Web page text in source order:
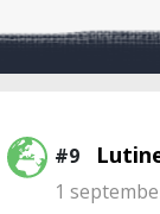
#9
1